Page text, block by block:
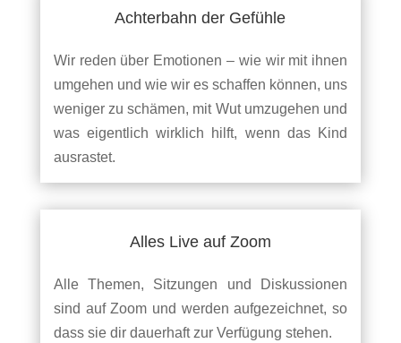
Achterbahn der Gefühle
Wir reden über Emotionen – wie wir mit ihnen
umgehen und wie wir es schaffen können, uns
weniger zu schämen, mit Wut umzugehen und
was eigentlich wirklich hilft, wenn das Kind
ausrastet.
Alles Live auf Zoom
Alle Themen, Sitzungen und Diskussionen
sind auf Zoom und werden aufgezeichnet, so
dass sie dir dauerhaft zur Verfügung stehen.